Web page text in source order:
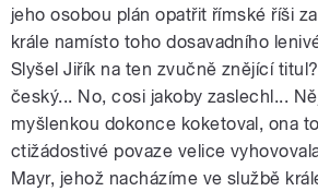
jeho osobou plán opatřit římské říši
krále namísto toho dosavadního
Slyšel Jiřík na ten zvučně znějící
český... No, cosi jakoby zaslechl...
myšlenkou dokonce koketoval, ona
ctižádostivé povaze velice
Mayr, jehož nacházíme ve službě